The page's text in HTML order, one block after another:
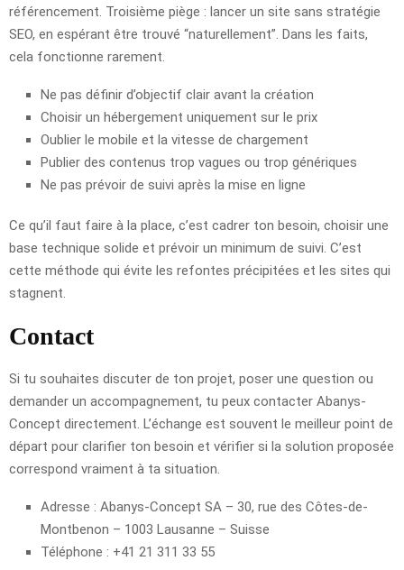
référencement. Troisième piège : lancer un site sans stratégie
SEO, en espérant être trouvé “naturellement”. Dans les faits,
cela fonctionne rarement.
Ne pas définir d’objectif clair avant la création
Choisir un hébergement uniquement sur le prix
Oublier le mobile et la vitesse de chargement
Publier des contenus trop vagues ou trop génériques
Ne pas prévoir de suivi après la mise en ligne
Ce qu’il faut faire à la place, c’est cadrer ton besoin, choisir une
base technique solide et prévoir un minimum de suivi. C’est
cette méthode qui évite les refontes précipitées et les sites qui
stagnent.
Contact
Si tu souhaites discuter de ton projet, poser une question ou
demander un accompagnement, tu peux contacter Abanys-
Concept directement. L’échange est souvent le meilleur point de
départ pour clarifier ton besoin et vérifier si la solution proposée
correspond vraiment à ta situation.
Adresse : Abanys-Concept SA – 30, rue des Côtes-de-
Montbenon – 1003 Lausanne – Suisse
Téléphone : +41 21 311 33 55